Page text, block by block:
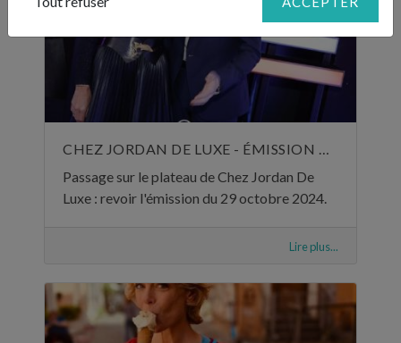
Passage sur le plateau de Chez Jordan De
Luxe : revoir l'émission du 29 octobre 2024.
Lire plus...